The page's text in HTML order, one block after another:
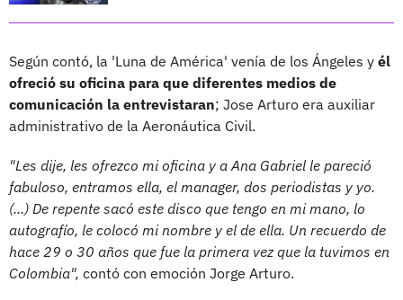
Según contó, la 'Luna de América' venía de los Ángeles y él
ofreció su oficina para que diferentes medios de
comunicación la entrevistaran; Jose Arturo era auxiliar
administrativo de la Aeronáutica Civil.
"Les dije, les ofrezco mi oficina y a Ana Gabriel le pareció
fabuloso, entramos ella, el manager, dos periodistas y yo.
(...) De repente sacó este disco que tengo en mi mano, lo
autografío, le colocó mi nombre y el de ella. Un recuerdo de
hace 29 o 30 años que fue la primera vez que la tuvimos en
Colombia", contó con emoción Jorge Arturo.